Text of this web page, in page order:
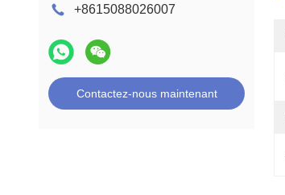
+8615088026007
Contactez-nous maintenant